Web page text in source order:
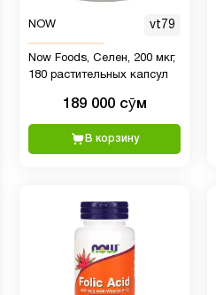
NOW vt79
Now Foods, Селен, 200 мкг,
180 растительных капсул
189 000 сӯм
В корзину